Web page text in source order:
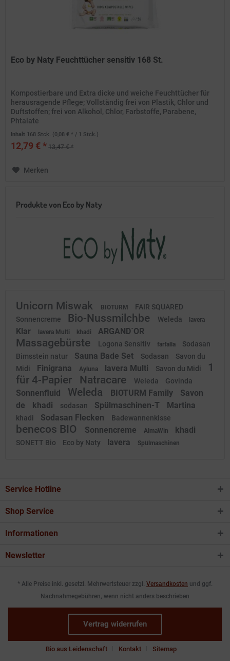
Eco by Naty Feuchttücher sensitiv 168 St.
Kompostierbare und Extra dicke und weiche Feuchttücher für
herausragende Pflege; Vollständig frei von Plastik, Chlor und
Duftstoffen; frei von Alkohol, Chlor, Farbstoffe, Parabene,
Phtalate
Inhalt 168 Stck. (0,08 € * / 1 Stck.)
12,79 € * 13,47 € *
Merken
Produkte von Eco by Naty
Unicorn Miswak BIOTURM
FAIR SQUARED
Sonnencreme
Bio-Nussmilchbe Weleda lavera
Klar lavera Multi khadi ARGAND´OR
Massagebürste Logona Sensitiv farfalla
Sodasan
Bimsstein natur
Sauna Bade Set Sodasan
Savon du
Midi
Finigrana Ayluna lavera Multi Savon du Midi
1
für 4-Papier
Natracare Weleda Govinda
Sonnenfluid Weleda BIOTURM Family
Savon
de
khadi sodasan Spülmaschinen-T Martina
khadi Sodasan Flecken Badewannenkisse
benecos BIO Sonnencreme AlmaWin khadi
SONETT Bio Eco by Naty lavera Spülmaschinen
Service Hotline
Shop Service
Informationen
Newsletter
* Alle Preise inkl. gesetzl. Mehrwertsteuer zzgl. Versandkosten und ggf.
Nachnahmegebühren, wenn nicht anders beschrieben
Vertrag widerrufen
Bio aus Leidenschaft Kontakt Sitemap